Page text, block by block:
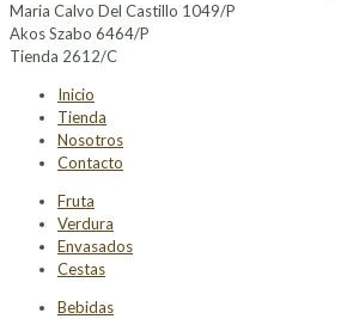
Maria Calvo Del Castillo 1049/P
Akos Szabo 6464/P
Tienda 2612/C
Inicio
Tienda
Nosotros
Contacto
Fruta
Verdura
Envasados
Cestas
Bebidas